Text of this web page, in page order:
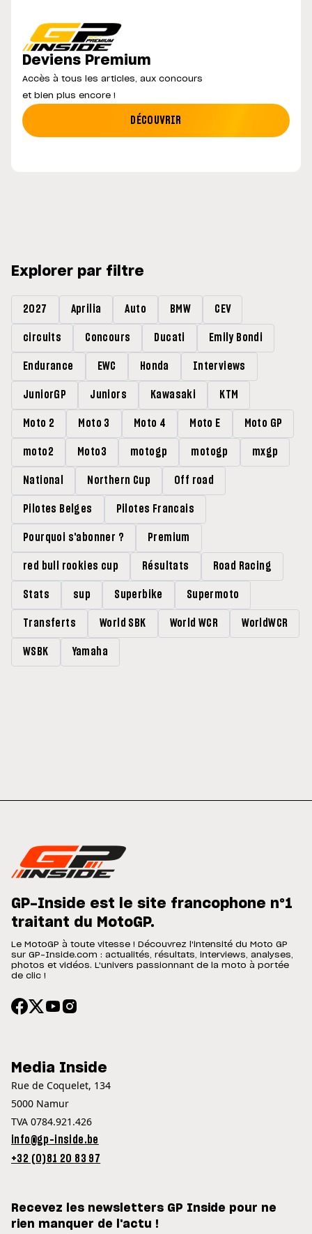
Deviens Premium
Accès à tous les articles, aux concours
et bien plus encore !
DÉCOUVRIR
Explorer par filtre
2027 Aprilia Auto BMW CEV
circuits Concours Ducati Emily Bondi
Endurance EWC Honda Interviews
JuniorGP Juniors Kawasaki KTM
Moto 2 Moto 3 Moto 4 Moto E Moto GP
moto2 Moto3 motogp motogp mxgp
National Northern Cup Off road
Pilotes Belges Pilotes Francais
Pourquoi s'abonner ? Premium
red bull rookies cup Résultats Road Racing
Stats sup Superbike Supermoto
Transferts World SBK World WCR WorldWCR
WSBK Yamaha
GP-Inside est le site francophone n°1
traitant du MotoGP.
Le MotoGP à toute vitesse ! Découvrez l'intensité du Moto GP
sur GP-Inside.com : actualités, résultats, interviews, analyses,
photos et vidéos. L'univers passionnant de la moto à portée
de clic !
Media Inside
Rue de Coquelet, 134
5000 Namur
TVA 0784.921.426
info@gp-inside.be
+32 (0)81 20 83 97
Recevez les newsletters GP Inside pour ne
rien manquer de l'actu !